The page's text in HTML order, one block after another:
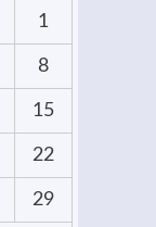
1
8
15
22
29